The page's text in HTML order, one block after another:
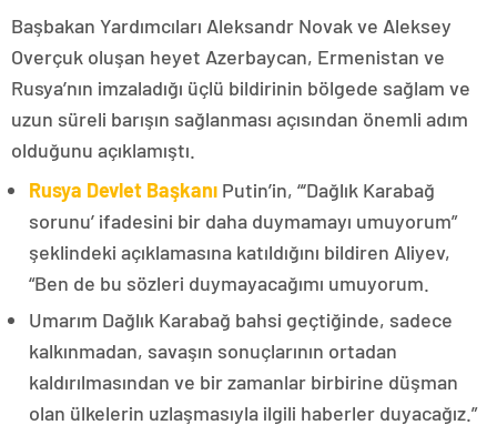
Başbakan Yardımcıları Aleksandr Novak ve Aleksey
Overçuk oluşan heyet Azerbaycan, Ermenistan ve
Rusya’nın imzaladığı üçlü bildirinin bölgede sağlam ve
uzun süreli barışın sağlanması açısından önemli adım
olduğunu açıklamıştı.
Rusya Devlet Başkanı Putin’in, “‘Dağlık Karabağ
sorunu’ ifadesini bir daha duymamayı umuyorum”
şeklindeki açıklamasına katıldığını bildiren Aliyev,
“Ben de bu sözleri duymayacağımı umuyorum.
Umarım Dağlık Karabağ bahsi geçtiğinde, sadece
kalkınmadan, savaşın sonuçlarının ortadan
kaldırılmasından ve bir zamanlar birbirine düşman
olan ülkelerin uzlaşmasıyla ilgili haberler duyacağız.”